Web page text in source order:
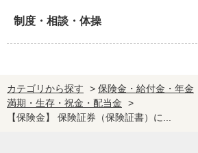
制度・相談・体操
カテゴリから探す > 保険金・給付金・年金
満期・生存・祝金・配当金
>
【保険金】 保険証券（保険証書）に...